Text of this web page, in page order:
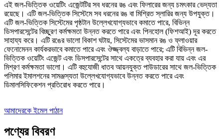
এই জল-ভিত্তিক ওয়েটিং এজেন্টটির সব ধরনের রঙ এবং ফিলারের জন্য চমৎকার ভেদ্যতা
রয়েছে। এটি জল-ভিত্তিক সিস্টেমে সব ধরনের রঙ বা মিশ্রিত স্লারির জন্য উপযুক্ত।
এটি জল-ভিত্তিক সিস্টেমের পৃষ্ঠটান উল্লেখযোগ্যভাবে কমাতে পারে, বিভিন্ন
ডিসপারসেন্টের বিচ্ছুরণ কর্মক্ষমতা উন্নত করতে পারে এবং পিনহোল (ফিশআই) দূর করতে
সাহায্য করে। এটি রঙের ভালো বিকাশ ঘটায়, সিস্টেমের ভাসমান রঙ ও ফ্লাওয়ার
ফেনোমেনন কার্যকরভাবে কমাতে পারে এবং ঔজ্জ্বল্য বাড়াতে পারে; এটি বিভিন্ন জল-
ভিত্তিক ওয়েটিং এজেন্ট এবং ডিসপারসেন্টের সাথে একত্রে ব্যবহার করা যায় এবং এর
মিশ্রণ কর্মক্ষমতা ভালো। এটি বহুযোজী ধাতব আয়নযুক্ত পাউডারের সাথে জল-ভিত্তিক
পলিমার ইমালশনের সামঞ্জস্যতা উল্লেখযোগ্যভাবে উন্নত করতে পারে এবং
ডিমালসিফিকেশন প্রতিরোধ করতে পারে।
আমাদেরকে ইমেল পাঠান
পণ্যের বিবরণ